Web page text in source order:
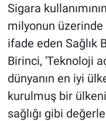
Sigara
milyonun üzerinde
ifade eden Sağlık
Birinci, 'Teknoloji
dünyanın en iyi
kurulmuş bir
sağlığı gibi